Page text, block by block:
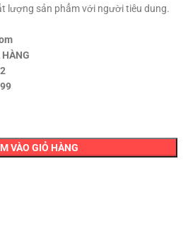
lượng sản phẩm với người tiêu dung.
HÀNG
VÀO GIỎ HÀNG